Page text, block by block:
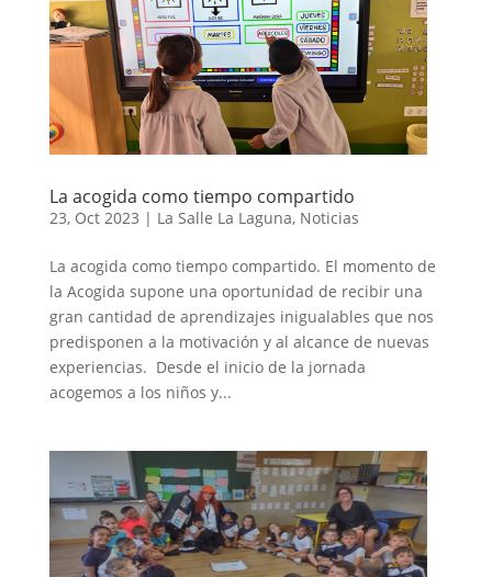
La acogida como tiempo compartido
23, Oct 2023 | La Salle La Laguna, Noticias
La acogida como tiempo compartido. El momento de
la Acogida supone una oportunidad de recibir una
gran cantidad de aprendizajes inigualables que nos
predisponen a la motivación y al alcance de nuevas
experiencias. Desde el inicio de la jornada
acogemos a los niños y...